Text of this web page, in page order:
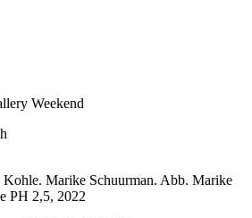
Weekend
Marike Schuurman. Abb. Marike
PH 2,5, 2022